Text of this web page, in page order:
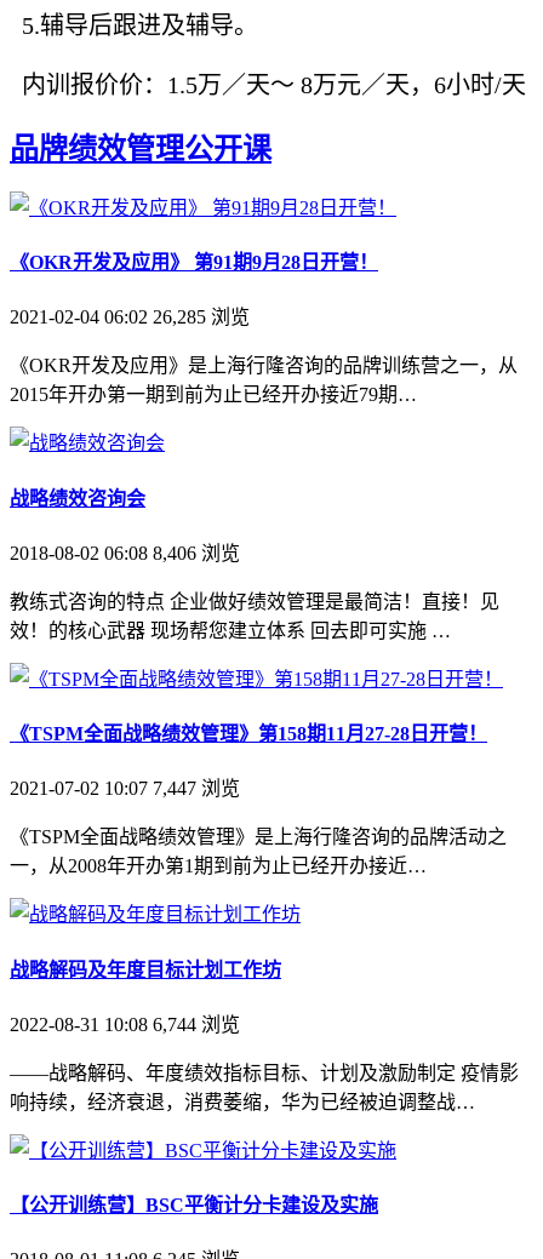
5.辅导后跟进及辅导。
内训报价价：1.5万／天～ 8万元／天，6小时/天
品牌绩效管理公开课
《OKR开发及应用》 第91期9月28日开营！
2021-02-04 06:02 26,285 浏览
《OKR开发及应用》是上海行隆咨询的品牌训练营之一，从
2015年开办第一期到前为止已经开办接近79期…
战略绩效咨询会
2018-08-02 06:08 8,406 浏览
教练式咨询的特点 企业做好绩效管理是最简洁！直接！见
效！的核心武器 现场帮您建立体系 回去即可实施 …
《TSPM全面战略绩效管理》第158期11月27-28日开营！
2021-07-02 10:07 7,447 浏览
《TSPM全面战略绩效管理》是上海行隆咨询的品牌活动之
一，从2008年开办第1期到前为止已经开办接近…
战略解码及年度目标计划工作坊
2022-08-31 10:08 6,744 浏览
——战略解码、年度绩效指标目标、计划及激励制定 疫情影
响持续，经济衰退，消费萎缩，华为已经被迫调整战…
【公开训练营】BSC平衡计分卡建设及实施